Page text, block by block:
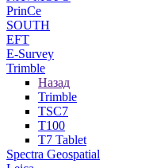
PrinCe
SOUTH
EFT
E-Survey
Trimble
Назад
Trimble
TSC7
T100
T7 Tablet
Spectra Geospatial